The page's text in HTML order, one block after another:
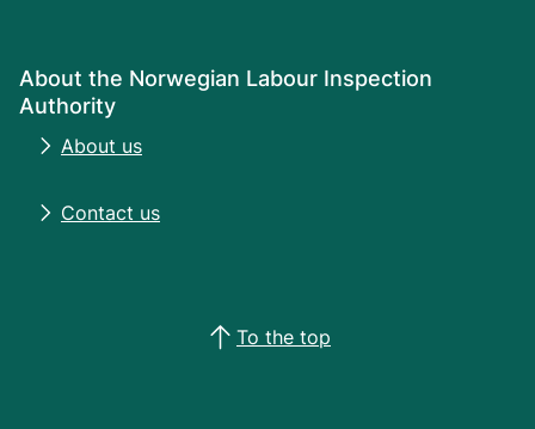
About the Norwegian Labour Inspection
Authority
About us
Contact us
To the top